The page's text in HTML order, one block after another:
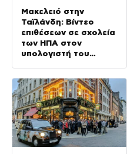
Μακελειό στην
Ταϊλάνδη: Βίντεο
επιθέσεων σε σχολεία
των ΗΠΑ στον
υπολογιστή του
νομοθεσία για τα
όπλα